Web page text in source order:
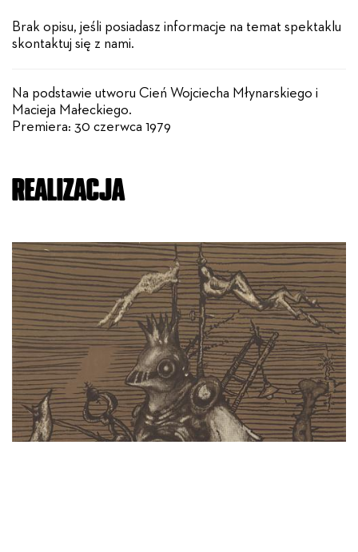
REALIZACJA
Brak opisu, jeśli posiadasz informacje na temat spektaklu
skontaktuj się z nami.
Na podstawie utworu Cień Wojciecha Młynarskiego i
Macieja Małeckiego.
Premiera: 30 czerwca 1979